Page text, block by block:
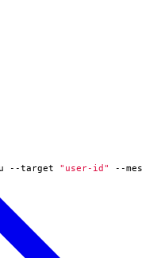
--target "user-id" --